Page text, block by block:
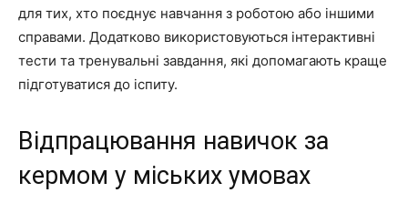
для тих, хто поєднує навчання з роботою або іншими
справами. Додатково використовуються інтерактивні
тести та тренувальні завдання, які допомагають краще
підготуватися до іспиту.
Відпрацювання навичок за
кермом у міських умовах